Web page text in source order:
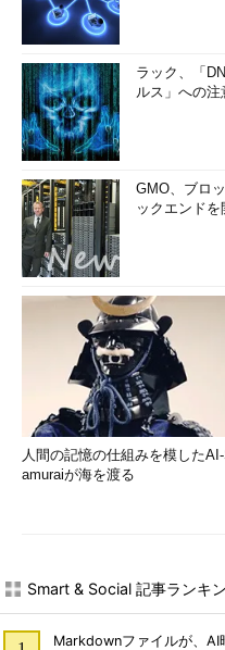
ラック、「
ルス」への注
GMO、ブロ
ックエンドを
人間の記憶の仕組みを模した
amuraiが海を渡る
Smart & Social 記事ランキ
Markdownファイルが、